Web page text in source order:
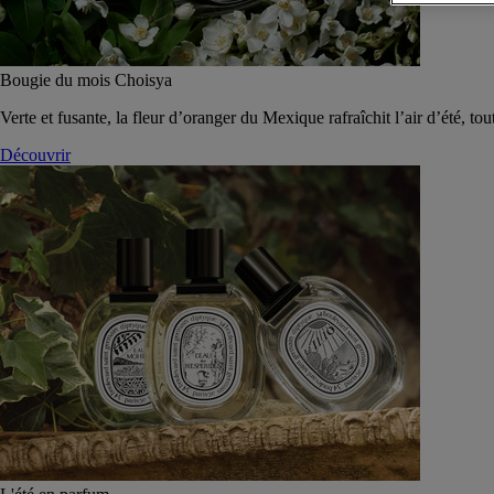
Bougie du mois Choisya
Verte et fusante, la fleur d’oranger du Mexique rafraîchit l’air d’été,
Découvrir